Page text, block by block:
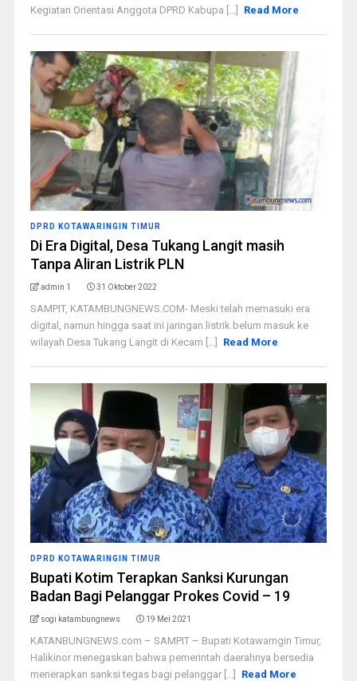
Kegiatan Orientasi Anggota DPRD Kabupa [...]
Read More
DPRD KOTAWARINGIN TIMUR
Di Era Digital, Desa Tukang Langit masih
Tanpa Aliran Listrik PLN
admin 1 31 Oktober 2022
SAMPIT, KATAMBUNGNEWS.COM- Meski telah memasuki era
digital, namun hingga saat ini jaringan listrik belum masuk ke
wilayah Desa Tukang Langit di Kecam [...]
Read More
DPRD KOTAWARINGIN TIMUR
Bupati Kotim Terapkan Sanksi Kurungan
Badan Bagi Pelanggar Prokes Covid – 19
sogi katambungnews 19 Mei 2021
KATANBUNGNEWS.com – SAMPIT – Bupati Kotawarngin Timur,
Halikinor menegaskan bahwa pemerintah daerahnya bersedia
menerapkan sanksi tegas bagi pelanggar [...]
Read More